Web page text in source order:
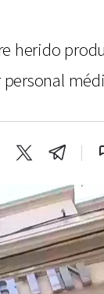
herido